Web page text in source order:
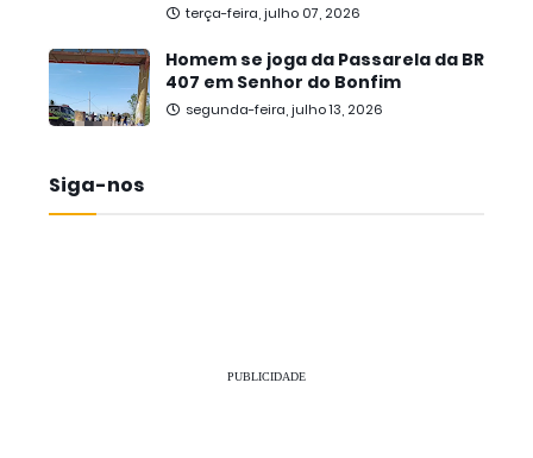
terça-feira, julho 07, 2026
Homem se joga da Passarela da BR
407 em Senhor do Bonfim
segunda-feira, julho 13, 2026
Siga-nos
PUBLICIDADE